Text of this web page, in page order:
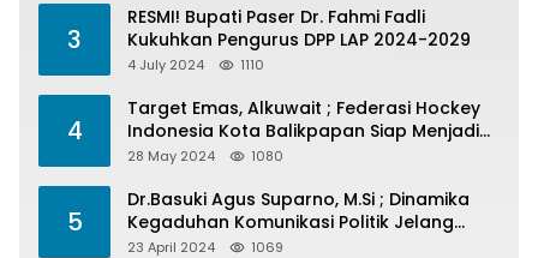
3
RESMI! Bupati Paser Dr. Fahmi Fadli
Kukuhkan Pengurus DPP LAP 2024-2029
4 July 2024 1110
4
Target Emas, Alkuwait ; Federasi Hockey
Indonesia Kota Balikpapan Siap Menjadi
Barometer Prestasi Di Kaltim
28 May 2024 1080
5
Dr.Basuki Agus Suparno, M.Si ; Dinamika
Kegaduhan Komunikasi Politik Jelang
Pesta Politik 2024
23 April 2024 1069